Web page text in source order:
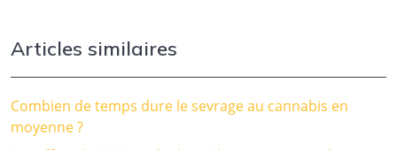
Articles similaires
Combien de temps dure le sevrage au cannabis en
moyenne ?